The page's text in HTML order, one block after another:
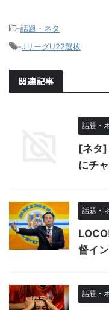
-話題・ネタ
-JリーグU22選抜
関連記事
話題・
[ネタ]
にチ
話題・
督イ
話題・